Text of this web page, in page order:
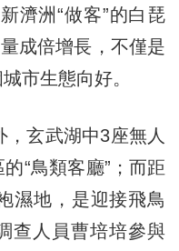
濟洲“做客”的白琵
成倍增長，不僅是
市生態向好。
玄武湖中3座無人
“鳥類客廳”；而距
濕地，是迎接飛鳥
查人員曹培培參與